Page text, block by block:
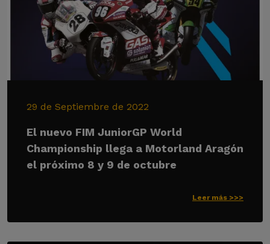
29 de Septiembre de 2022
El nuevo FIM JuniorGP World
Championship llega a Motorland Aragón
el próximo 8 y 9 de octubre
Leer más >>>